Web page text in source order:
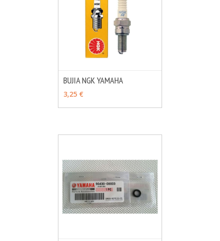
BUJIA NGK YAMAHA
3,25 €